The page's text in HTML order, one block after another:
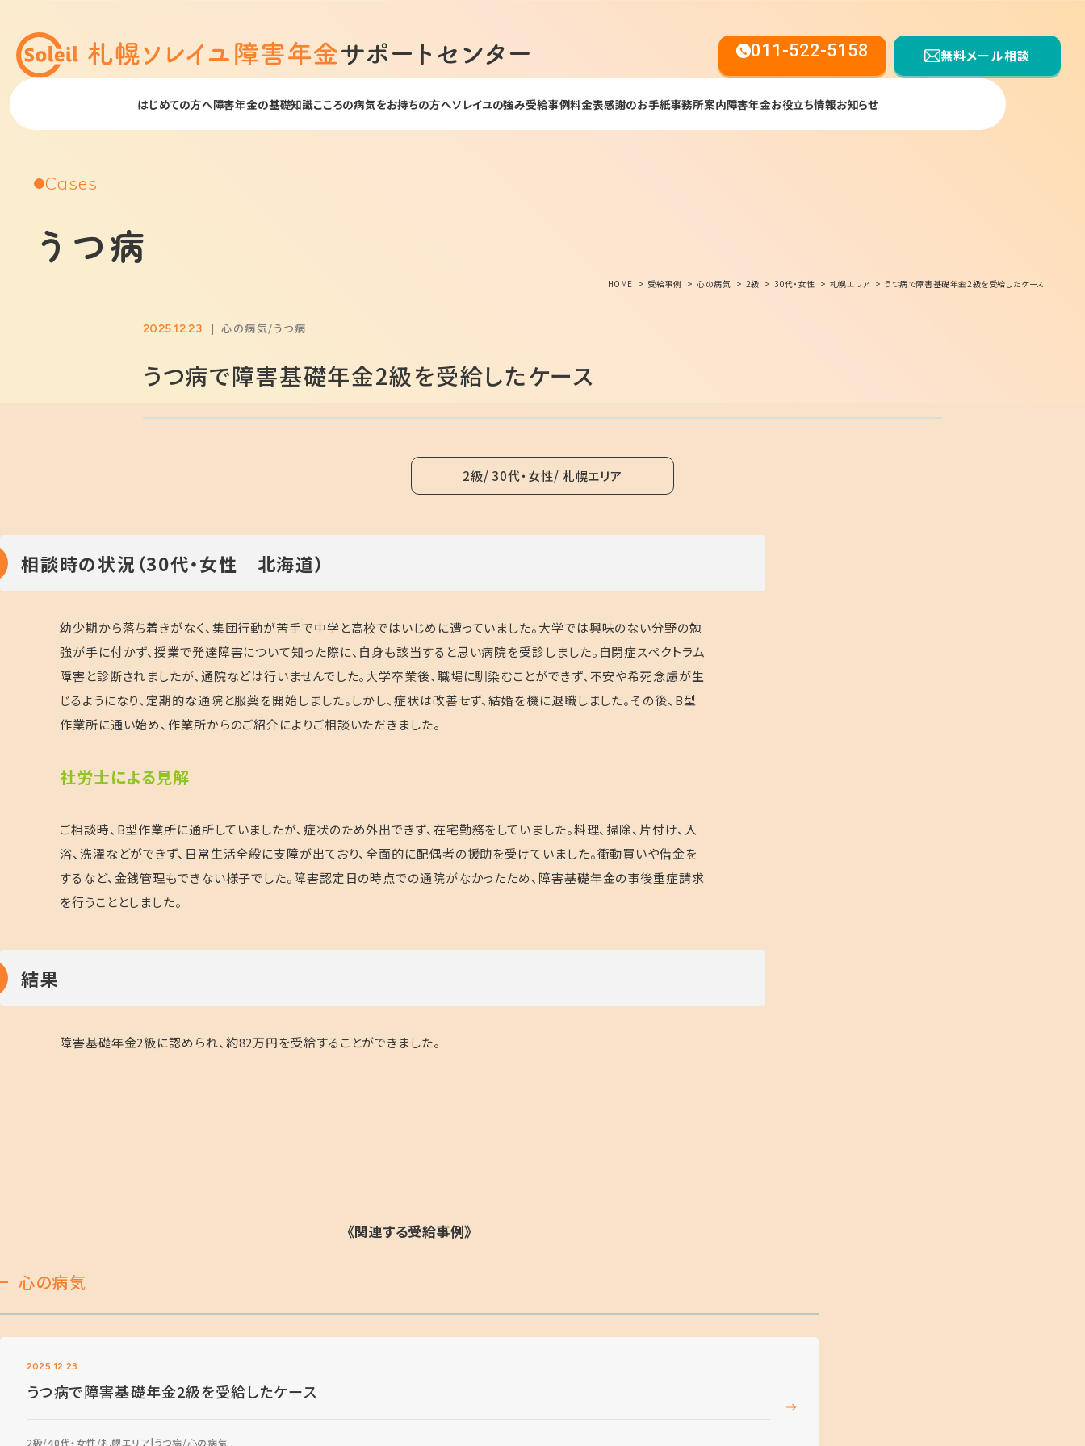
011-522-5158 無料メール相談
はじめての方へ障害年金の基礎知識こころの病気をお持ちの方へソレイユの強み受給事例料金表感謝のお手紙事務所案内障害年金お役立ち情報お知らせ
Cases
うつ病
HOME 受給事例 心の病気 2級 30代・女性 札幌エリア うつ病で障害基礎年金2級を受給したケース
2025.12.23 心の病気 うつ病
うつ病で障害基礎年金2級を受給したケース
2級 30代・女性 札幌エリア
相談時の状況（30代・女性 北海道）
幼少期から落ち着きがなく、集団行動が苦手で中学と高校ではいじめに遭っていました。大学では興味のない分野の勉
強が手に付かず、授業で発達障害について知った際に、自身も該当すると思い病院を受診しました。自閉症スペクトラム
障害と診断されましたが、通院などは行いませんでした。大学卒業後、職場に馴染むことができず、不安や希死念慮が生
じるようになり、定期的な通院と服薬を開始しました。しかし、症状は改善せず、結婚を機に退職しました。その後、 B型
作業所に通い始め、作業所からのご紹介によりご相談いただきました。
社労士による見解
ご相談時、 B型作業所に通所していましたが、症状のため外出できず、在宅勤務をしていました。料理、掃除、片付け、入
浴、洗濯などができず、日常生活全般に支障が出ており、全面的に配偶者の援助を受けていました。衝動買いや借金を
するなど、金銭管理もできない様子でした。障害認定日の時点での通院がなかったため、障害基礎年金の事後重症請求
を行うこととしました。
結果
障害基礎年金2級に認められ、約82万円を受給することができました。
《関連する受給事例》
心の病気
2025.12.23
うつ病で障害基礎年金2級を受給したケース
2級 40代・女性 札幌エリア うつ病 心の病気